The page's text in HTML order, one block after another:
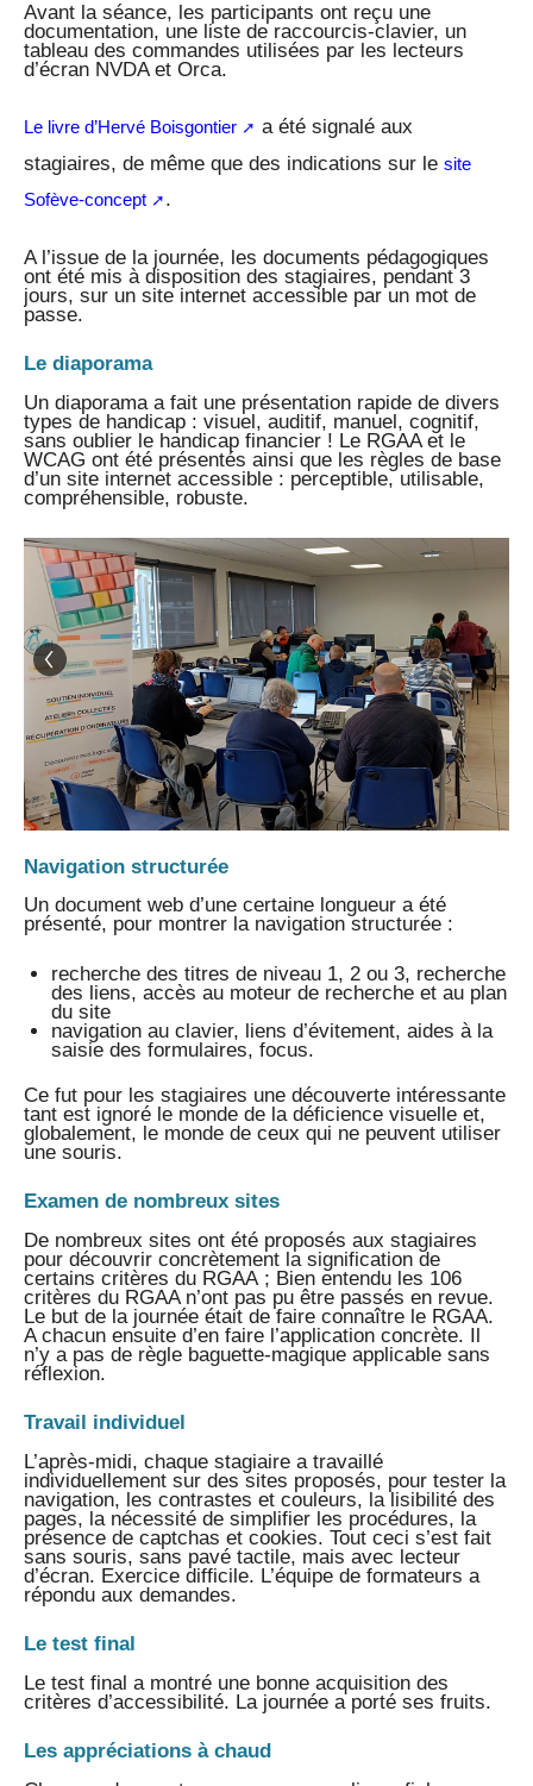
Avant la séance, les participants ont reçu une
documentation, une liste de raccourcis-clavier, un
tableau des commandes utilisées par les lecteurs
d’écran NVDA et Orca.
Le livre d’Hervé Boisgontier
a été signalé aux
stagiaires, de même que des indications sur le site
Sofève-concept
.
A l’issue de la journée, les documents pédagogiques
ont été mis à disposition des stagiaires, pendant 3
jours, sur un site internet accessible par un mot de
passe.
Le diaporama
Un diaporama a fait une présentation rapide de divers
types de handicap : visuel, auditif, manuel, cognitif,
sans oublier le handicap financier ! Le RGAA et le
WCAG ont été présentés ainsi que les règles de base
d’un site internet accessible : perceptible, utilisable,
compréhensible, robuste.
Navigation structurée
Un document web d’une certaine longueur a été
présenté, pour montrer la navigation structurée :
recherche des titres de niveau 1, 2 ou 3, recherche
des liens, accès au moteur de recherche et au plan
du site
navigation au clavier, liens d’évitement, aides à la
saisie des formulaires, focus.
Ce fut pour les stagiaires une découverte intéressante
tant est ignoré le monde de la déficience visuelle et,
globalement, le monde de ceux qui ne peuvent utiliser
une souris.
Examen de nombreux sites
De nombreux sites ont été proposés aux stagiaires
pour découvrir concrètement la signification de
certains critères du RGAA ; Bien entendu les 106
critères du RGAA n’ont pas pu être passés en revue.
Le but de la journée était de faire connaître le RGAA.
A chacun ensuite d’en faire l’application concrète. Il
n’y a pas de règle baguette-magique applicable sans
réflexion.
Travail individuel
L’après-midi, chaque stagiaire a travaillé
individuellement sur des sites proposés, pour tester la
navigation, les contrastes et couleurs, la lisibilité des
pages, la nécessité de simplifier les procédures, la
présence de captchas et cookies. Tout ceci s’est fait
sans souris, sans pavé tactile, mais avec lecteur
d’écran. Exercice difficile. L’équipe de formateurs a
répondu aux demandes.
Le test final
Le test final a montré une bonne acquisition des
critères d’accessibilité. La journée a porté ses fruits.
Les appréciations à chaud